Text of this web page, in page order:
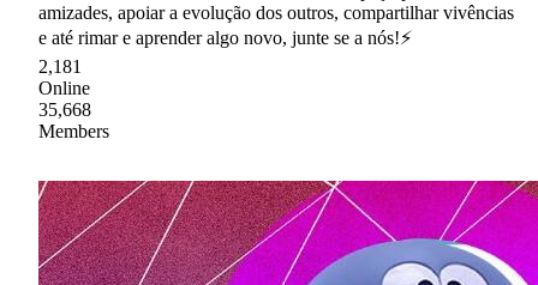
amizades, apoiar a evolução dos outros, compartilhar vivências
e até rimar e aprender algo novo, junte se a nós!⚡
2,181
Online
35,668
Members